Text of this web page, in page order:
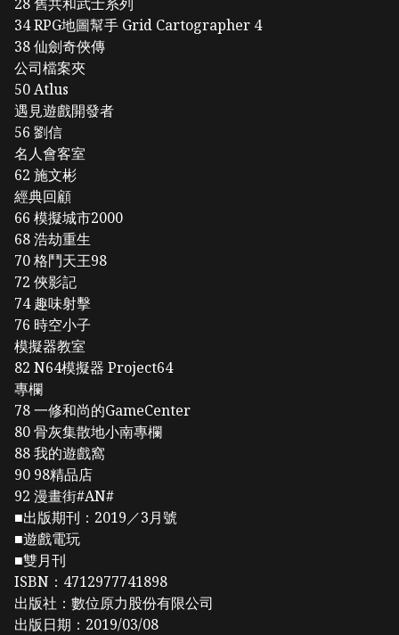
34 RPG地圖幫手 Grid Cartographer 4
38 仙劍奇俠傳
公司檔案夾
50 Atlus
遇見遊戲開發者
56 劉信
名人會客室
62 施文彬
經典回顧
66 模擬城市2000
68 浩劫重生
70 格鬥天王98
72 俠影記
74 趣味射擊
76 時空小子
模擬器教室
82 N64模擬器 Project64
專欄
78 一修和尚的GameCenter
80 骨灰集散地小南專欄
88 我的遊戲窩
90 98精品店
92 漫畫街#AN#
■出版期刊：2019／3月號
■遊戲電玩
■雙月刊
ISBN：4712977741898
出版社：數位原力股份有限公司
出版日期：2019/03/08